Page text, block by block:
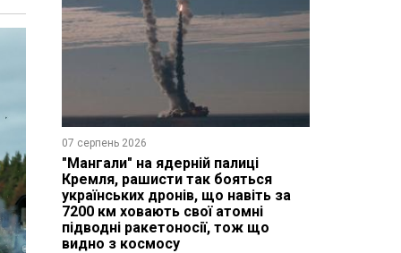
07 серпень 2026
"Мангали" на ядерній палиці
Кремля, рашисти так бояться
українських дронів, що навіть за
7200 км ховають свої атомні
підводні ракетоносії, тож що
видно з космосу